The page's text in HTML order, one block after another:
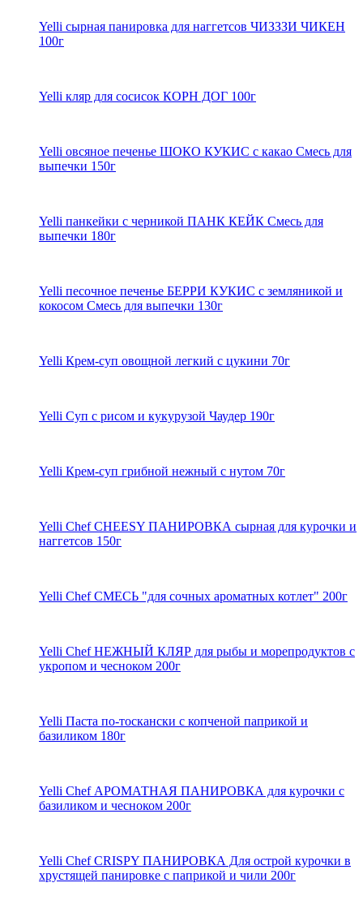
Yelli сырная панировка для наггетсов ЧИЗЗЗИ ЧИКЕН
100г
Yelli кляр для сосисок КОРН ДОГ 100г
Yelli овсяное печенье ШОКО КУКИС с какао Смесь для
выпечки 150г
Yelli панкейки с черникой ПАНК КЕЙК Смесь для
выпечки 180г
Yelli песочное печенье БЕРРИ КУКИС с земляникой и
кокосом Смесь для выпечки 130г
Yelli Крем-суп овощной легкий с цукини 70г
Yelli Суп с рисом и кукурузой Чаудер 190г
Yelli Крем-суп грибной нежный с нутом 70г
Yelli Chef CHEESY ПАНИРОВКА сырная для курочки и
наггетсов 150г
Yelli Chef СМЕСЬ "для сочных ароматных котлет" 200г
Yelli Chef НЕЖНЫЙ КЛЯР для рыбы и морепродуктов с
укропом и чесноком 200г
Yelli Паста по-тоскански с копченой паприкой и
базиликом 180г
Yelli Chef АРОМАТНАЯ ПАНИРОВКА для курочки с
базиликом и чесноком 200г
Yelli Chef CRISPY ПАНИРОВКА Для острой курочки в
хрустящей панировке с паприкой и чили 200г